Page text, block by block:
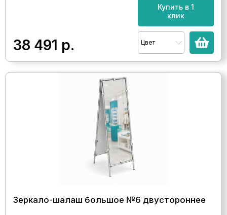
38 491 р.
Купить в 1
клик
Цвет
Зеркало-шалаш большое №6 двустороннее